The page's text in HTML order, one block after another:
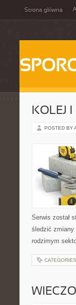
Strona główna
KOLEJ
POSTED BY
Serwis został
śledzić zmiany
rodzimym